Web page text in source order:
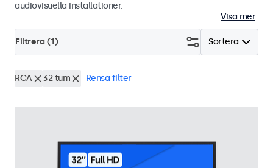
audiovisuella installationer.
Visa mer
Sortera
Filtrera (1)
RCA 32 tum Rensa filter